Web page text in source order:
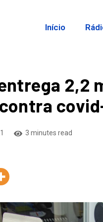
Início
2,2
3 minutes read